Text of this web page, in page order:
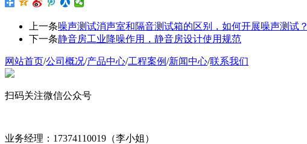
上一条噪声测试消声室和隔音测试箱的区别，如何开展噪声测试？
下一条静音房工业降噪作用，静音房设计使用规范
网站首页/公司概况/产品中心/工程案例/新闻中心/联系我们
扫码关注微信公众号
业务经理：17374110019（李小姐）